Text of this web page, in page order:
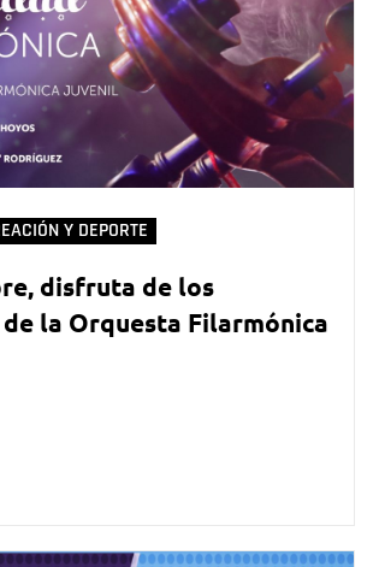
Y DEPORTE
disfruta de los
la Orquesta Filarmónica